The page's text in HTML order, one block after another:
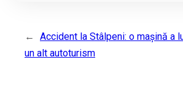
←
Accident la Stâlpeni: o mașină a
un alt autoturism